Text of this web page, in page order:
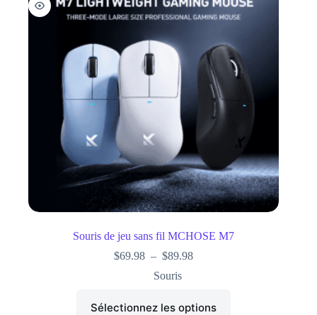
Souris de jeu sans fil MCHOSE M7
$69.98 – $89.98
Souris
Sélectionnez les options